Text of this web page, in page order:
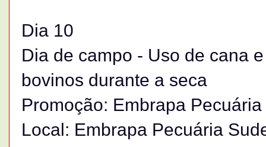
Dia 10
Dia de campo - Uso de cana
bovinos durante a seca
Promoção: Embrapa
Local: Embrapa Pecuária